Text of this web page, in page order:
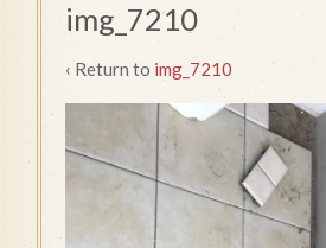
img_7210
‹ Return to img_7210